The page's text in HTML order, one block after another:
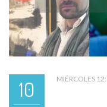
10 MIÉRCOLES